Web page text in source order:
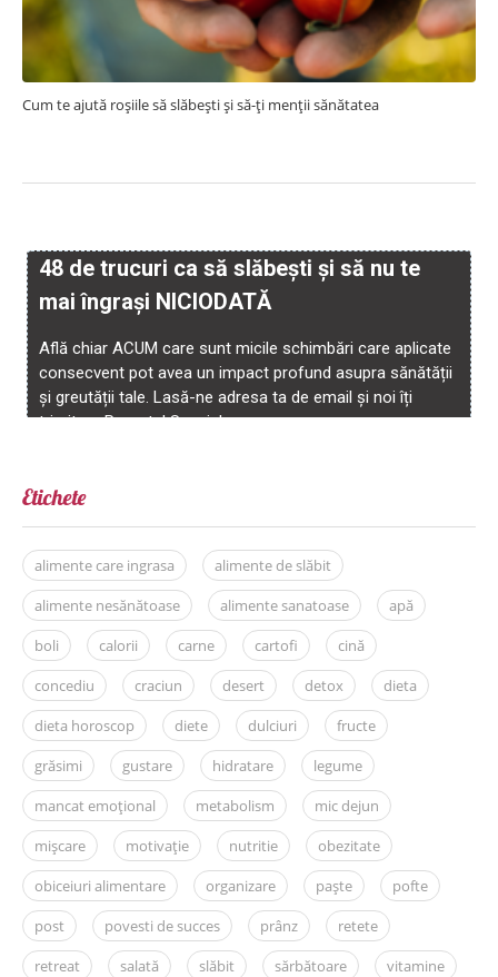
Cum te ajută roșiile să slăbești și să-ți menții sănătatea
Etichete
alimente care ingrasa
alimente de slăbit
alimente nesănătoase
alimente sanatoase
apă
boli
calorii carne cartofi
cină
concediu
craciun desert detox
dieta
dieta horoscop
diete dulciuri
fructe
grăsimi
gustare hidratare
legume
mancat emoțional
metabolism
mic dejun
mișcare
motivație nutritie
obezitate
obiceiuri alimentare
organizare paște
pofte
post
povesti de succes prânz
retete
retreat
salată slăbit sărbătoare
vitamine